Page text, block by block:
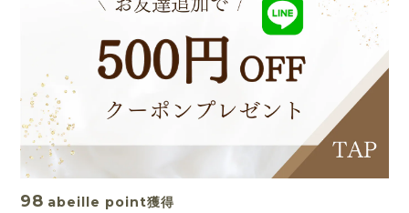
98 abeille point獲得